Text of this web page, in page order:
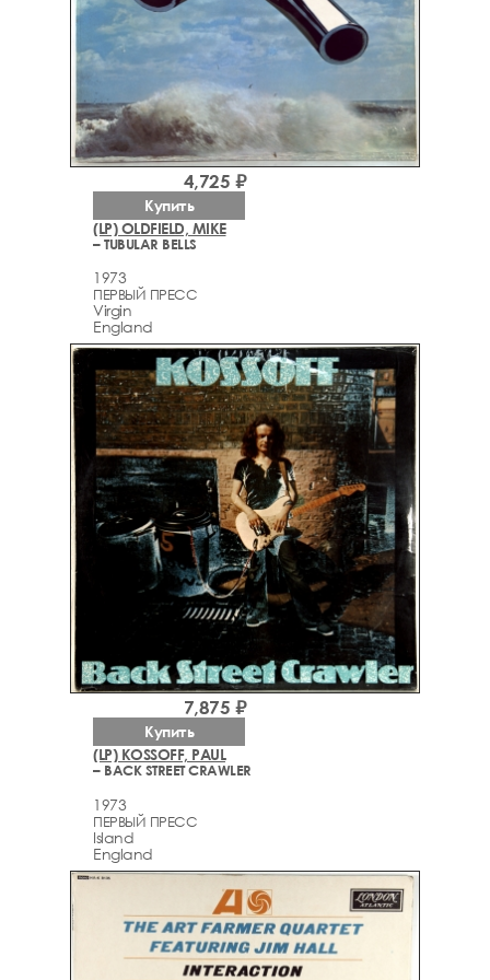
(LP) OLDFIELD, MIKE
– TUBULAR BELLS
1973
ПЕРВЫЙ ПРЕСС
Virgin
England
4,725 ₽
Купить
(LP) KOSSOFF, PAUL
– BACK STREET CRAWLER
1973
ПЕРВЫЙ ПРЕСС
Island
England
7,875 ₽
Купить